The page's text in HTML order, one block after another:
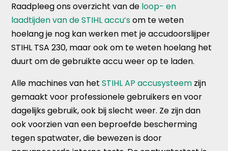
Raadpleeg ons overzicht van de loop- en
laadtijden van de STIHL accu’som te weten
hoelang je nog kan werken met je accudoorslijper
STIHL TSA 230, maar ook om te weten hoelang het
duurt om de gebruikte accu weer op te laden.
Alle machines van hetSTIHL AP accusysteem zijn
gemaakt voor professionele gebruikers en voor
dagelijks gebruik, ook bij slecht weer. Ze zijn dan
ook voorzien van een beproefde bescherming
tegen spatwater, die bewezen is door